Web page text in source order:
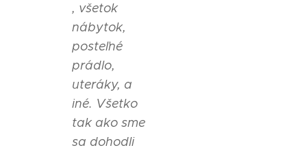
, všetok
nábytok,
posteľné
prádlo,
uteráky, a
iné. Všetko
tak ako sme
sa dohodli